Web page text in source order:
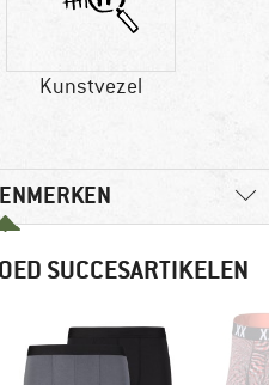
Kunstvezel
SUCCESARTIKELEN